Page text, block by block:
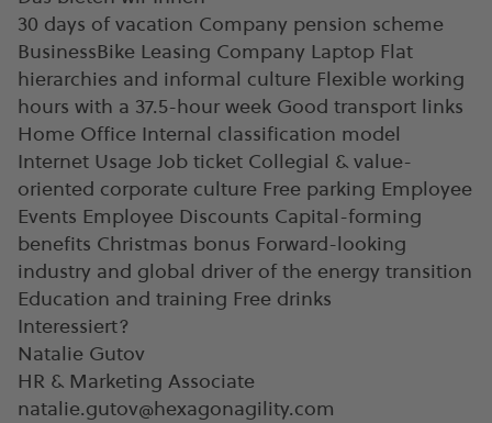
30 days of vacation Company pension scheme
BusinessBike Leasing Company Laptop Flat
hierarchies and informal culture Flexible working
hours with a 37.5-hour week Good transport links
Home Office Internal classification model
Internet Usage Job ticket Collegial & value-
oriented corporate culture Free parking Employee
Events Employee Discounts Capital-forming
benefits Christmas bonus Forward-looking
industry and global driver of the energy transition
Education and training Free drinks
Interessiert?
Natalie Gutov
HR & Marketing Associate
natalie.gutov@hexagonagility.com